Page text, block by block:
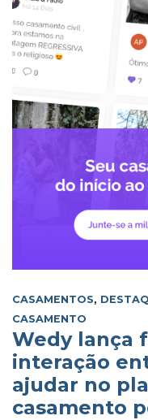
CASAMENTOS,
CASAMENTO
Wedy lança
interação
ajudar no
casamento